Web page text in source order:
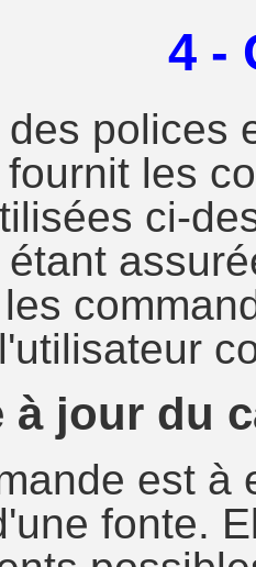
4 -
polices
les
ci-
à jour du
est à
fonte.